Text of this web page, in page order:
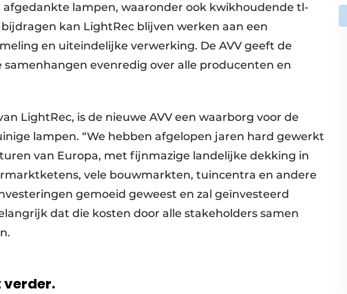
afgedankte lampen, waaronder ook kwikhoudende tl-
kan LightRec blijven werken aan een
en uiteindelijke verwerking. De AVV geeft de
evenredig over alle producenten en
LightRec, is de nieuwe AVV een waarborg voor de
lampen. “We hebben afgelopen jaren hard gewerkt
van Europa, met fijnmazige landelijke dekking in
vele bouwmarkten, tuincentra en andere
gemoeid geweest en zal geïnvesteerd
dat die kosten door alle stakeholders samen
verder.